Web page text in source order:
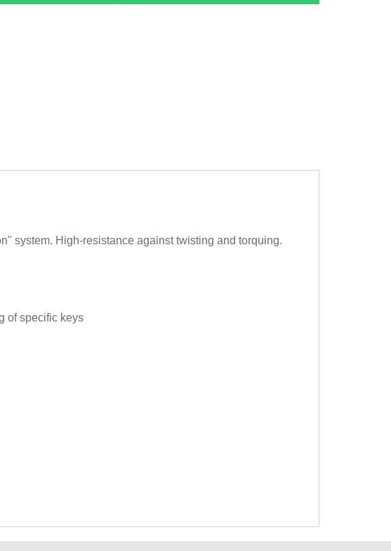
system. High-resistance against twisting and torquing.
of specific keys